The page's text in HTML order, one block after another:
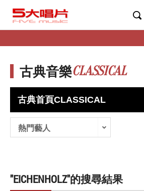
古典音樂CLASSICAL
古典首頁CLASSICAL
熱門藝人
"EICHENHOLZ"的搜尋結果